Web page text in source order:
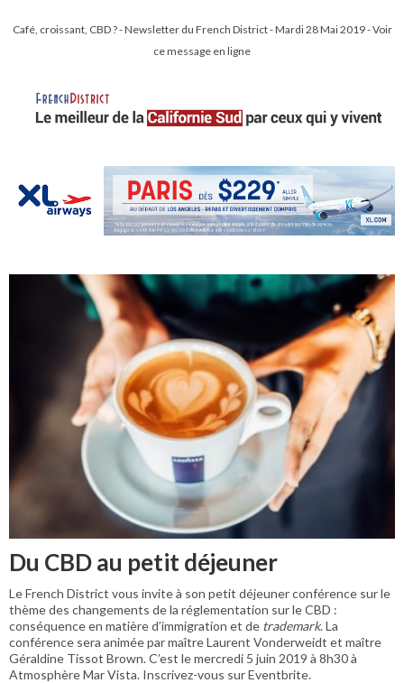
Café, croissant, CBD ? - Newsletter du French District - Mardi 28 Mai 2019 - Voir
ce message en ligne
Du CBD au petit déjeuner
Le French District vous invite à son petit déjeuner conférence sur le
thème des changements de la réglementation sur le CBD :
conséquence en matière d’immigration et de trademark. La
conférence sera animée par maître Laurent Vonderweidt et maître
Géraldine Tissot Brown. C’est le mercredi 5 juin 2019 à 8h30 à
Atmosphère Mar Vista. Inscrivez-vous sur Eventbrite.